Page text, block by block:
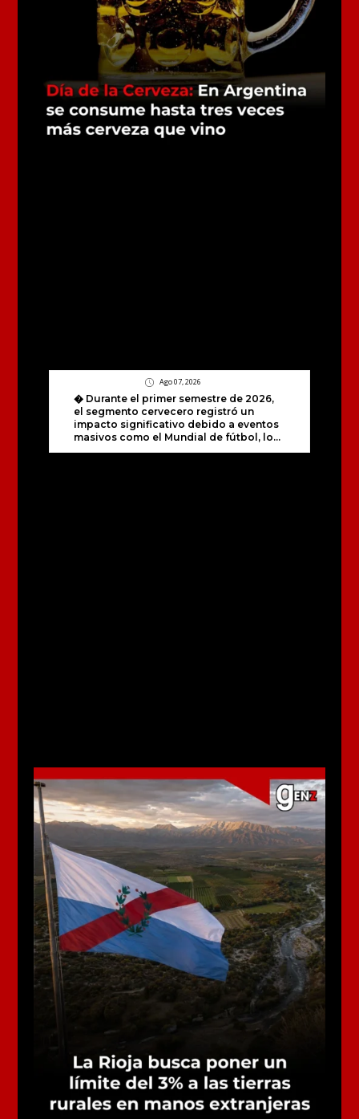
Ago 07, 2026
� Durante el primer semestre de 2026,
el segmento cervecero registró un
impacto significativo debido a eventos
masivos como el Mundial de fútbol, lo...